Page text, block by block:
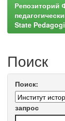
Репозиторий
State
Поиск
Поиск:
запрос